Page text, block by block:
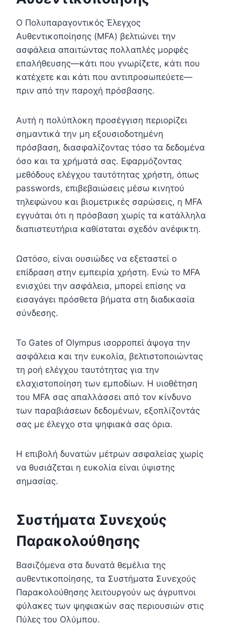
Ο Πολυπαραγοντικός Έλεγχος
Αυθεντικοποίησης (MFA) βελτιώνει την
ασφάλεια απαιτώντας πολλαπλές μορφές
επαλήθευσης—κάτι που γνωρίζετε, κάτι που
κατέχετε και κάτι που αντιπροσωπεύετε—
πριν από την παροχή πρόσβασης.
Αυτή η πολύπλοκη προσέγγιση περιορίζει
σημαντικά την μη εξουσιοδοτημένη
πρόσβαση, διασφαλίζοντας τόσο τα δεδομένα
όσο και τα χρήματά σας. Εφαρμόζοντας
μεθόδους ελέγχου ταυτότητας χρήστη, όπως
passwords, επιβεβαιώσεις μέσω κινητού
τηλεφώνου και βιομετρικές σαρώσεις, η MFA
εγγυάται ότι η πρόσβαση χωρίς τα κατάλληλα
διαπιστευτήρια καθίσταται σχεδόν ανέφικτη.
Ωστόσο, είναι ουσιώδες να εξεταστεί ο
επίδραση στην εμπειρία χρήστη. Ενώ το MFA
ενισχύει την ασφάλεια, μπορεί επίσης να
εισαγάγει πρόσθετα βήματα στη διαδικασία
σύνδεσης.
Το Gates of Olympus ισορροπεί άψογα την
ασφάλεια και την ευκολία, βελτιστοποιώντας
τη ροή ελέγχου ταυτότητας για την
ελαχιστοποίηση των εμποδίων. Η υιοθέτηση
του MFA σας απαλλάσσει από τον κίνδυνο
των παραβιάσεων δεδομένων, εξοπλίζοντάς
σας με έλεγχο στα ψηφιακά σας όρια.
Η επιβολή δυνατών μέτρων ασφαλείας χωρίς
να θυσιάζεται η ευκολία είναι ύψιστης
σημασίας.
Συστήματα Συνεχούς
Παρακολούθησης
Βασιζόμενα στα δυνατά θεμέλια της
αυθεντικοποίησης, τα Συστήματα Συνεχούς
Παρακολούθησης λειτουργούν ως άγρυπνοι
φύλακες των ψηφιακών σας περιουσιών στις
Πύλες του Ολύμπου.